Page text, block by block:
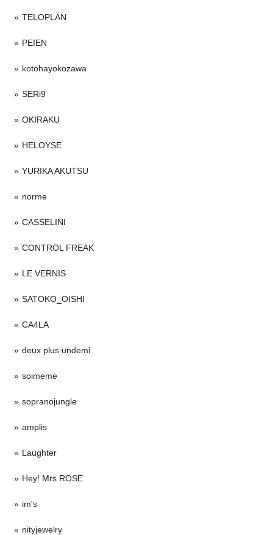
TELOPLAN
PEIEN
kotohayokozawa
SERi9
OKIRAKU
HELOYSE
YURIKA AKUTSU
norme
CASSELINI
CONTROL FREAK
LE VERNIS
SATOKO_OISHI
CA4LA
deux plus undemi
soimeme
sopranojungle
amplis
Laughter
Hey! Mrs ROSE
im's
nityjewelry